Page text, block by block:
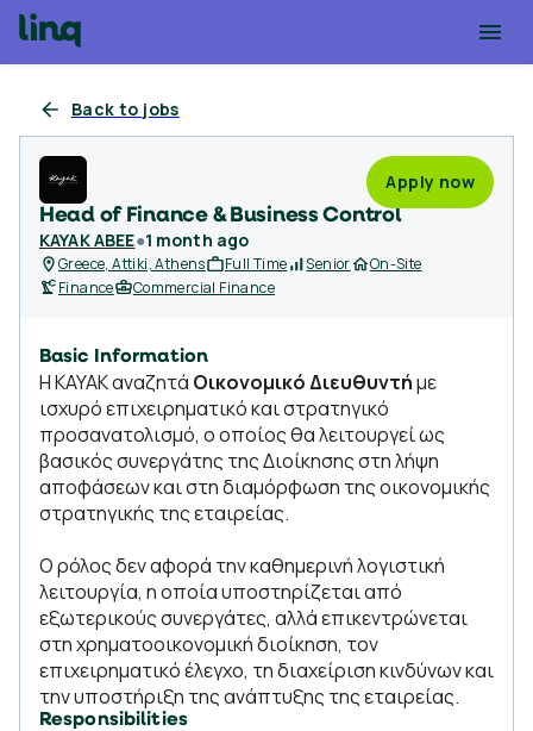
Back to jobs
Head of Finance & Business Control
KAYAK ABEE●1 month ago
Apply now
Greece, Attiki, Athens Full Time Senior
On-Site
Finance
Commercial Finance
Basic Information
Η KAYAK αναζητά Οικονομικό Διευθυντήμε
ισχυρό επιχειρηματικό και στρατηγικό
προσανατολισμό, ο οποίος θα λειτουργεί ως
βασικός συνεργάτης της Διοίκησης στη λήψη
αποφάσεων και στη διαμόρφωση της οικονομικής
στρατηγικής της εταιρείας.
Ο ρόλος δεν αφορά την καθημερινή λογιστική
λειτουργία, η οποία υποστηρίζεται από
εξωτερικούς συνεργάτες, αλλά επικεντρώνεται
στη χρηματοοικονομική διοίκηση, τον
επιχειρηματικό έλεγχο, τη διαχείριση κινδύνων και
την υποστήριξη της ανάπτυξης της εταιρείας.
Responsibilities